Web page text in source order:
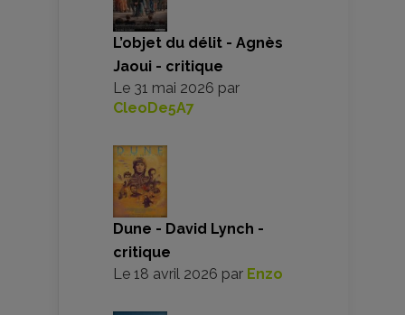
L’objet du délit - Agnès
Jaoui - critique
Le 31 mai 2026 par
CleoDe5A7
Dune - David Lynch -
critique
Le 18 avril 2026 par Enzo